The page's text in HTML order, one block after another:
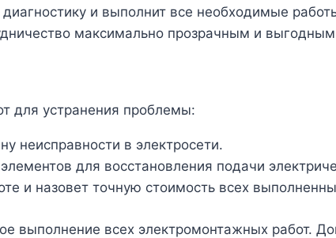
и выполнит все необходимые
максимально прозрачным и
для устранения проблемы:
неисправности в электросети.
для восстановления подачи
и назовет точную стоимость всех
выполнение всех электромонтажных работ.